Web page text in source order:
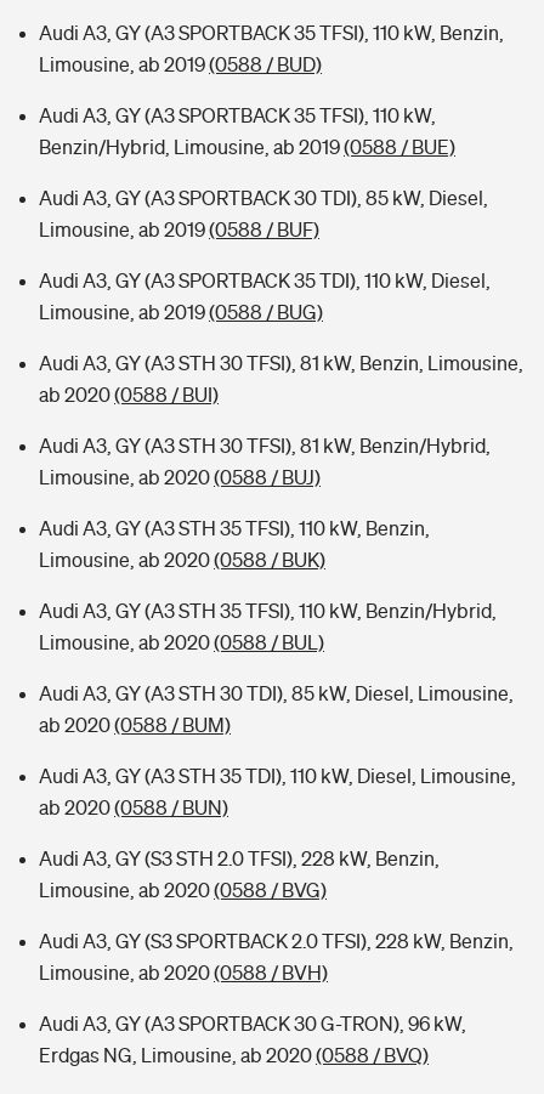
Audi A3, GY (A3 SPORTBACK 35 TFSI), 110 kW, Benzin,
Limousine, ab 2019(0588 / BUD)
Audi A3, GY (A3 SPORTBACK 35 TFSI), 110 kW,
Benzin/Hybrid, Limousine, ab 2019(0588 / BUE)
Audi A3, GY (A3 SPORTBACK 30 TDI), 85 kW, Diesel,
Limousine, ab 2019(0588 / BUF)
Audi A3, GY (A3 SPORTBACK 35 TDI), 110 kW, Diesel,
Limousine, ab 2019(0588 / BUG)
Audi A3, GY (A3 STH 30 TFSI), 81 kW, Benzin, Limousine,
ab 2020(0588 / BUI)
Audi A3, GY (A3 STH 30 TFSI), 81 kW, Benzin/Hybrid,
Limousine, ab 2020(0588 / BUJ)
Audi A3, GY (A3 STH 35 TFSI), 110 kW, Benzin,
Limousine, ab 2020(0588 / BUK)
Audi A3, GY (A3 STH 35 TFSI), 110 kW, Benzin/Hybrid,
Limousine, ab 2020(0588 / BUL)
Audi A3, GY (A3 STH 30 TDI), 85 kW, Diesel, Limousine,
ab 2020(0588 / BUM)
Audi A3, GY (A3 STH 35 TDI), 110 kW, Diesel, Limousine,
ab 2020(0588 / BUN)
Audi A3, GY (S3 STH 2.0 TFSI), 228 kW, Benzin,
Limousine, ab 2020(0588 / BVG)
Audi A3, GY (S3 SPORTBACK 2.0 TFSI), 228 kW, Benzin,
Limousine, ab 2020(0588 / BVH)
Audi A3, GY (A3 SPORTBACK 30 G-TRON), 96 kW,
Erdgas NG, Limousine, ab 2020(0588 / BVQ)